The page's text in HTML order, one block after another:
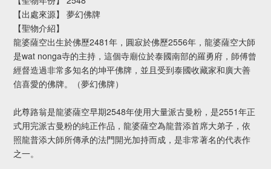
【出處來源】 夢幻佛牌
【聖物介紹】
龍婆薩空出生於佛歷2481年，圓寂於佛歷2556年，龍婆薩空大師
是wat nonga寺的主持，這個寺廟位於泰國南部的羅勇府，師傅曾
經督造過非常多知名的坤平佛牌，並且受到泰國收藏家和廣大善
信喜愛的佛牌。（夢幻佛牌）
此尊路翁是龍婆薩空早期2548年使用大量派古曼粉，是2551年正
式用完派古曼粉的純正作品，龍婆薩空為龍普添首席大弟子，依
照龍普添大師所傳承的法門開光加持而成，是非常著名的代表作
之一。